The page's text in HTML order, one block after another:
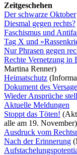
Zeitgeschehen
Der schwarze Oktober
Diesmal gegen rechts?
Faschismus und
Tag X und
Nur Phrasen gegen
Rechte Vernetzung in
Martina Renner)
Heimatschutz
Dokument des
Wieder Ansprüche
Aktuelle Meldungen
Stoppt das Töten!
alle am 19. November)
Ausdruck vom
Nach der Erinnerung